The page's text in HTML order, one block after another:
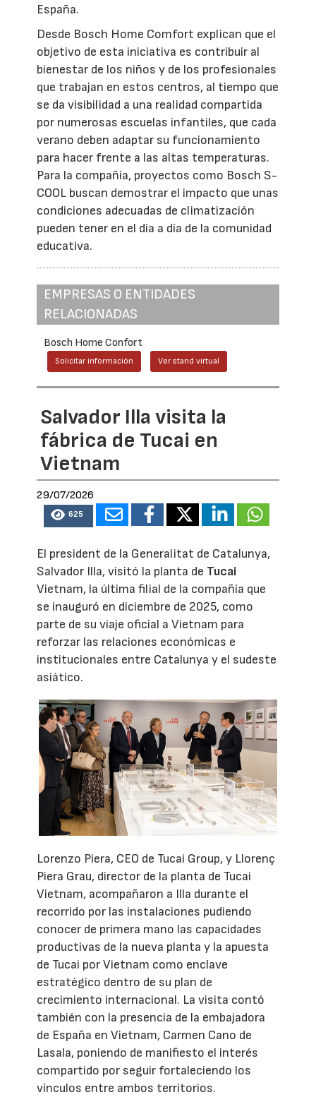
España.
Desde Bosch Home Comfort explican que el
objetivo de esta iniciativa es contribuir al
bienestar de los niños y de los profesionales
que trabajan en estos centros, al tiempo que
se da visibilidad a una realidad compartida
por numerosas escuelas infantiles, que cada
verano deben adaptar su funcionamiento
para hacer frente a las altas temperaturas.
Para la compañía, proyectos como Bosch S-
COOL buscan demostrar el impacto que unas
condiciones adecuadas de climatización
pueden tener en el día a día de la comunidad
educativa.
EMPRESAS O ENTIDADES
RELACIONADAS
Bosch Home Confort
Solicitar información Ver stand virtual
Salvador Illa visita la
fábrica de Tucai en
Vietnam
29/07/2026
625
El president de la Generalitat de Catalunya,
Salvador Illa, visitó la planta de Tucai
Vietnam, la última filial de la compañía que
se inauguró en diciembre de 2025, como
parte de su viaje oficial a Vietnam para
reforzar las relaciones económicas e
institucionales entre Catalunya y el sudeste
asiático.
Lorenzo Piera, CEO de Tucai Group, y Llorenç
Piera Grau, director de la planta de Tucai
Vietnam, acompañaron a Illa durante el
recorrido por las instalaciones pudiendo
conocer de primera mano las capacidades
productivas de la nueva planta y la apuesta
de Tucai por Vietnam como enclave
estratégico dentro de su plan de
crecimiento internacional. La visita contó
también con la presencia de la embajadora
de España en Vietnam, Carmen Cano de
Lasala, poniendo de manifiesto el interés
compartido por seguir fortaleciendo los
vínculos entre ambos territorios.